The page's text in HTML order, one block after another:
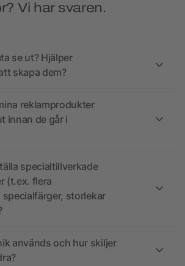
Vi har svaren.
se ut? Hjälper
skapa dem?
reklamprodukter
innan de går i
specialtillverkade
(t.ex. flera
storlekar
används och hur skiljer